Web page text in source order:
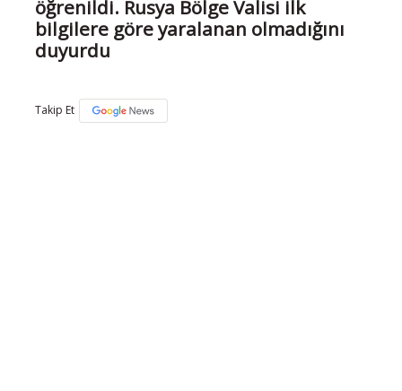
öğrenildi. Rusya Bölge Valisi ilk
bilgilere göre yaralanan olmadığını
duyurdu
Takip Et